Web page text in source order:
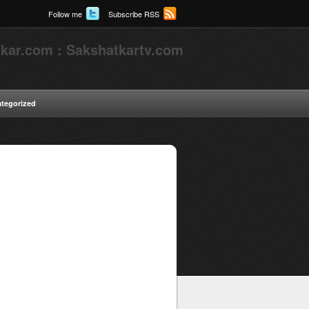
Follow me Subscribe RSS
: Sakshatkartv.com